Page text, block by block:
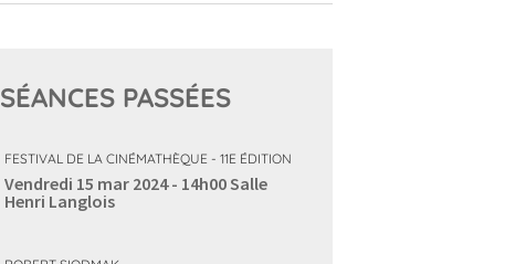
SÉANCES PASSÉES
FESTIVAL DE LA CINÉMATHÈQUE - 11E ÉDITION
Vendredi 15 mar 2024 - 14h00Salle
Henri Langlois